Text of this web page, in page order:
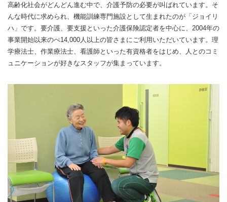
高齢化社会がどんどん進む中で、介護予防の必要が叫ばれています。そ
んな時代に求められ、機能訓練専門施設として生まれたのが「ジョイリ
ハ」です。要介護、要支援といった介護保険認定者を中心に、2004年の
事業開始以来のべ14,000人以上の皆さまにご利用いただいています。理
学療法士、作業療法士、看護師といった有資格者をはじめ、人とのコミ
ュニケーションが好きなスタッフが集まっています。